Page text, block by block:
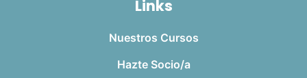
Links
Nuestros Cursos
Hazte Socio/a